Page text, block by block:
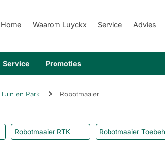
Home Waarom Luyckx Service Advies
Service Promoties
Tuin en Park Robotmaaier
Robotmaaier RTK